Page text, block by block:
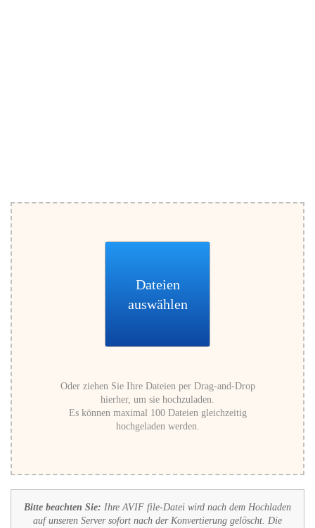
Dateien
auswählen
Oder ziehen Sie Ihre Dateien per Drag-and-Drop
hierher, um sie hochzuladen.
Es können maximal 100 Dateien gleichzeitig
hochgeladen werden.
Bitte beachten Sie: Ihre AVIF file-Datei wird nach dem Hochladen
auf unseren Server sofort nach der Konvertierung gelöscht. Die